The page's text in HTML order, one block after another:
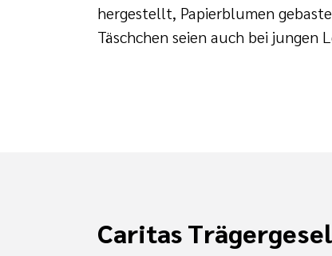
hergestellt, Papierblumen
Täschchen seien auch bei
Caritas